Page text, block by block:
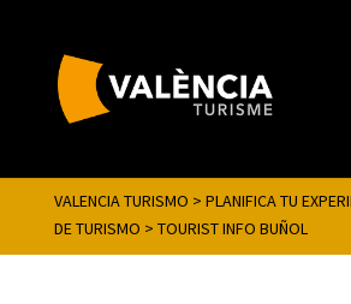
VALENCIA TURISMO > PLANIFICA TU
DE TURISMO > TOURIST INFO BUÑOL